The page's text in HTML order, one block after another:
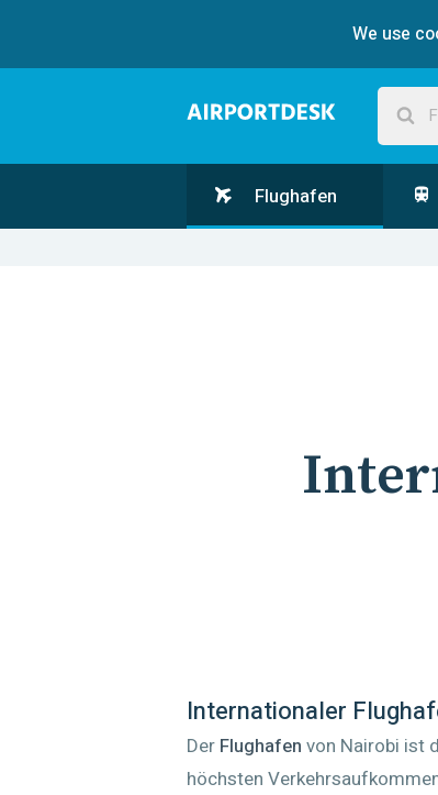
We use
Flughafen
Internationaler
Der Flughafen von Nairobi ist
höchsten